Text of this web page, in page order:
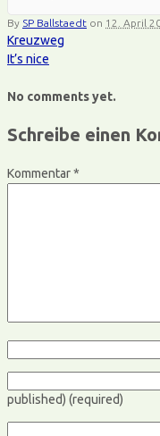
By SP Ballstaedt on 12. April
Kreuzweg
It’s nice
No comments yet.
Schreibe einen
Kommentar*
published) (required)